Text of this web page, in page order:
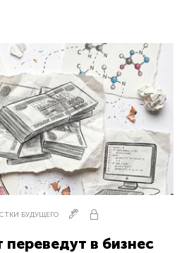
БУДУЩЕГО
в бизнес